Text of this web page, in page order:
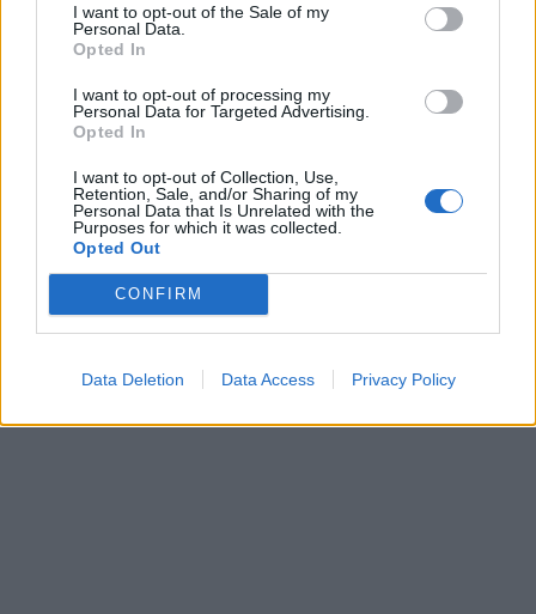
I want to opt-out of the Sale of my
Personal Data.
Opted In
I want to opt-out of processing my
Personal Data for Targeted Advertising.
Opted In
I want to opt-out of Collection, Use,
Retention, Sale, and/or Sharing of my
Personal Data that Is Unrelated with the
Purposes for which it was collected.
Opted Out
CONFIRM
Data Deletion Data Access Privacy Policy
Patriot στη Σαουδική
Αραβία: Κάθε μήνα
επαναξιολογείται η
ελληνική παρουσία –
Μήνυμα της Αθήνας στο
Ριάντ
H «Βαβέλ»
δυστύχημα